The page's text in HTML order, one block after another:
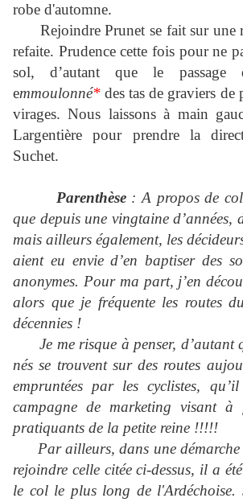
robe d'automne.
Rejoindre Prunet se fait sur une
refaite. Prudence cette fois pour ne
sol, d’autant que le passage
emmoulonné*des tas de graviers de
virages. Nous laissons à main
Largentière pour prendre la
Suchet.
Parenthèse: A propos de
que depuis une vingtaine d’années,
mais ailleurs également, les
aient eu envie d’en baptiser des
anonymes. Pour ma part, j’en
alors que je fréquente les routes
décennies !
Je me risque à penser, d’autant
nés se trouvent sur des routes
empruntées par les cyclistes,
campagne de marketing visant à
pratiquants de la petite reine !!!!!
Par ailleurs, dans une
rejoindre celle citée ci-dessus, il a
le col le plus long de l'Ardéchoise.